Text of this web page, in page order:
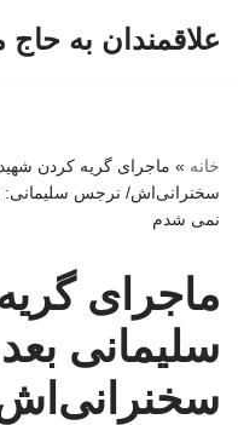
علاقمندان به
خانه » ماجرای گریه کردن
سخنرانی‌اش/ نرجس سلیمانی:
نمی شدم
ماجرای
سلیمانی